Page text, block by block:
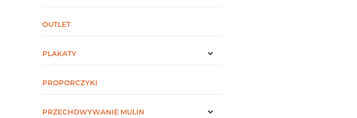
OUTLET
PLAKATY
PROPORCZYKI
PRZECHOWYWANIE MULIN